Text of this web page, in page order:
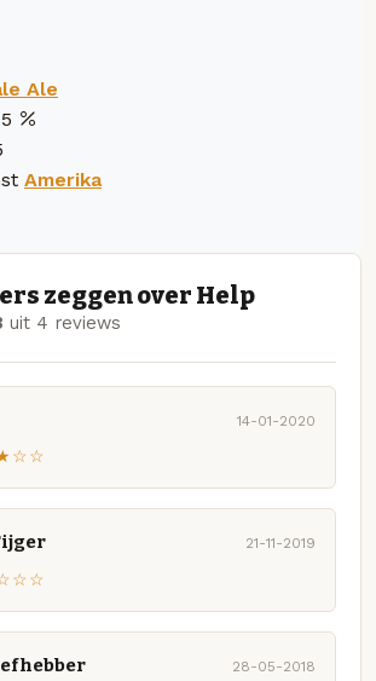
Ale
5
Amerika
zeggen over Help
uit 4 reviews
14-01-2020
21-11-2019
28-05-2018